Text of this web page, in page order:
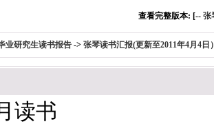
查看完整版本: [-- 张
业研究生读书报告 -> 张琴读书汇报(更新至2011年4月4日
读书